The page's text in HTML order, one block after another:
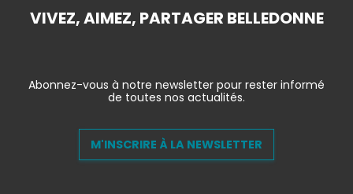
VIVEZ, AIMEZ, PARTAGER BELLEDONNE
Abonnez-vous à notre newsletter pour rester informé
de toutes nos actualités.
M'INSCRIRE À LA NEWSLETTER